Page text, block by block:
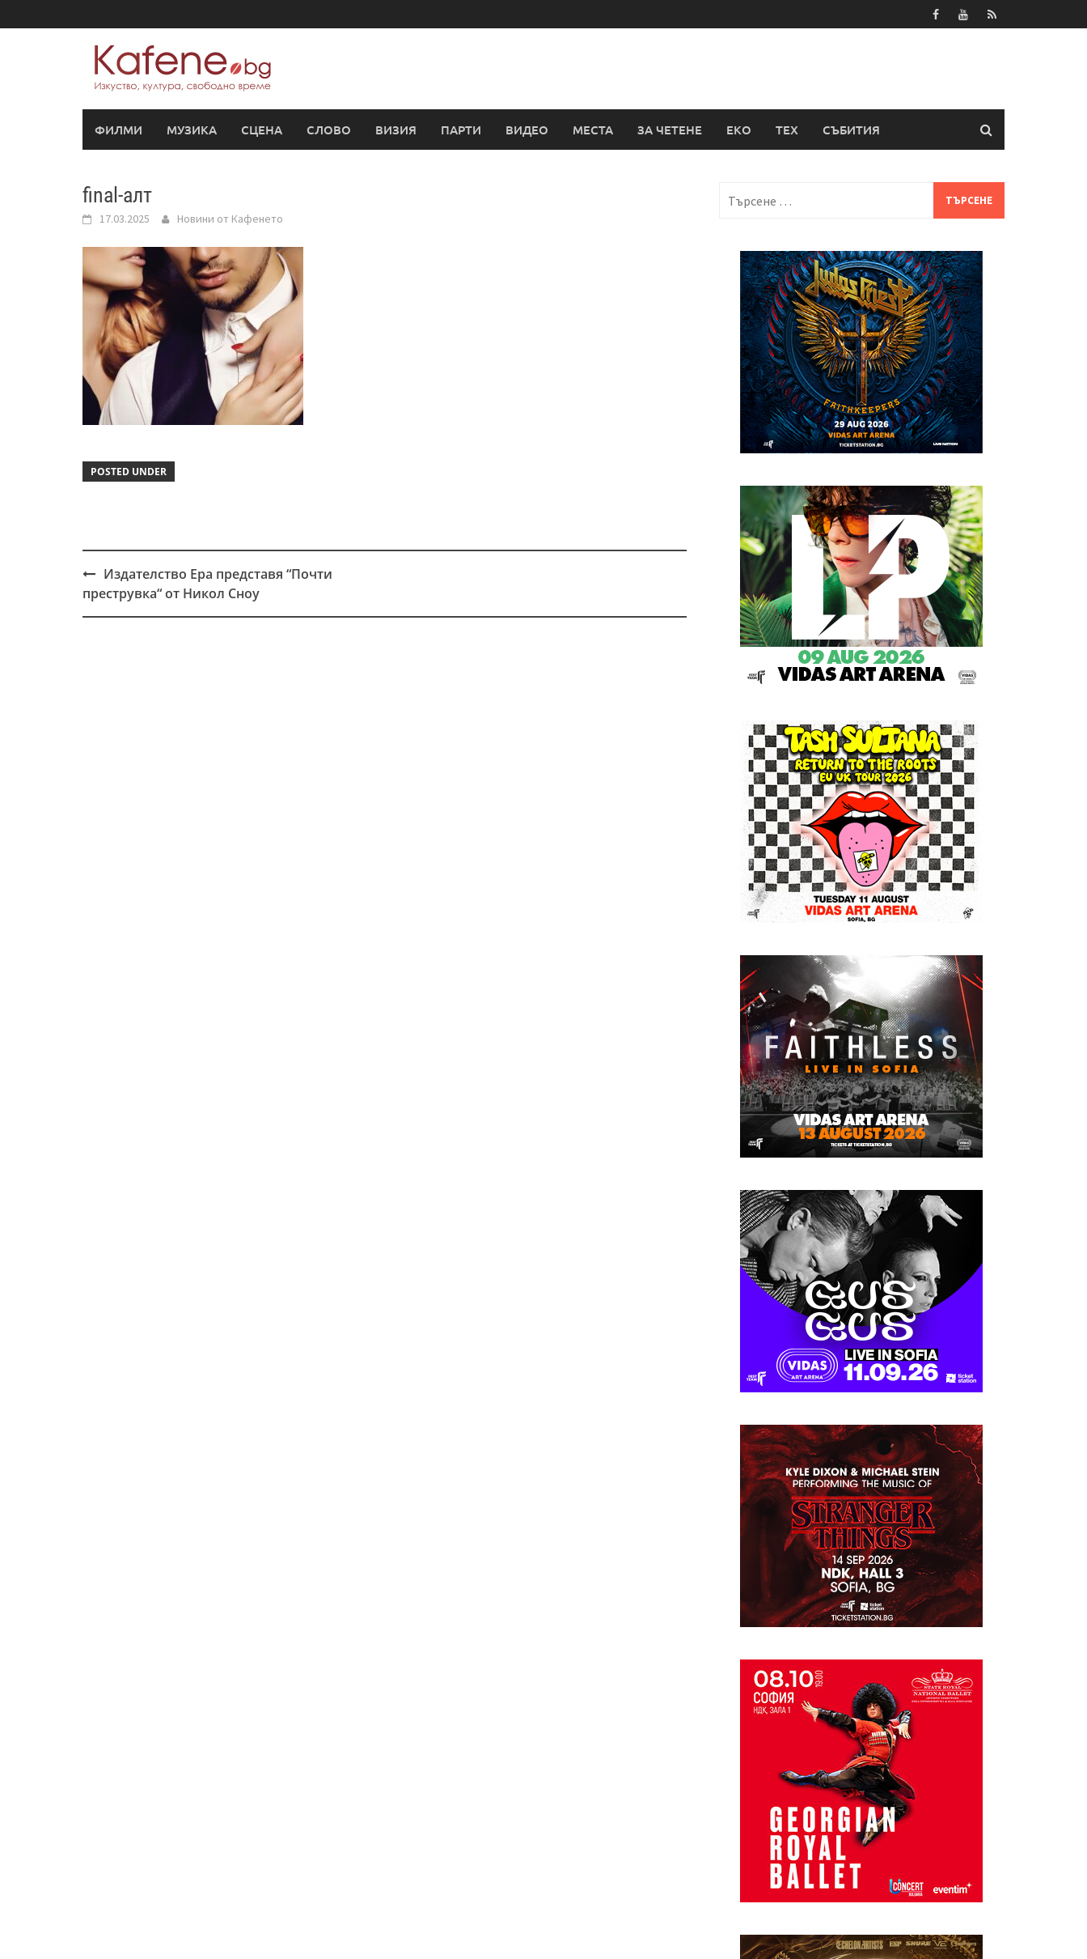
to
ФИЛМИ МУЗИКА СЦЕНА СЛОВО ВИЗИЯ ПАРТИ ВИДЕО МЕСТА ЗА ЧЕТЕНЕ ЕКО ТЕХ СЪБИТИЯ
final-алт
17.03.2025 Новини от Кафенето
POSTED UNDER
Post
navigation
Издателство Ера представя “Почти
преструвка“ от Никол Сноу
за: